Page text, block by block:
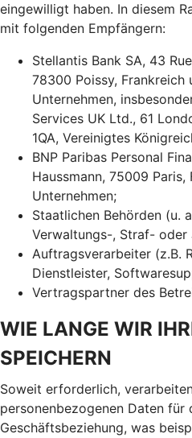
eingewilligt haben. In diesem
mit folgenden Empfängern:
Stellantis Bank SA, 43
78300 Poissy, Frankreich
Unternehmen,
Services UK Ltd., 61
1QA, Vereinigtes
BNP Paribas Personal
Haussmann, 75009
Unternehmen;
Staatlichen Behörden (u.
Verwaltungs-, Straf- oder
Auftragsverarbeiter (z.B.
Dienstleister,
Vertragspartner des
WIE LANGE WIR
SPEICHERN
Soweit erforderlich,
personenbezogenen Daten für
Geschäftsbeziehung, was